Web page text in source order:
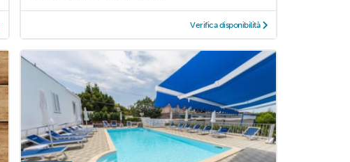
Verifica disponibilità